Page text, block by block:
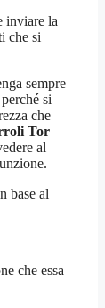
inviare la
che si
sempre
si
che
Tor
al
base al
che essa